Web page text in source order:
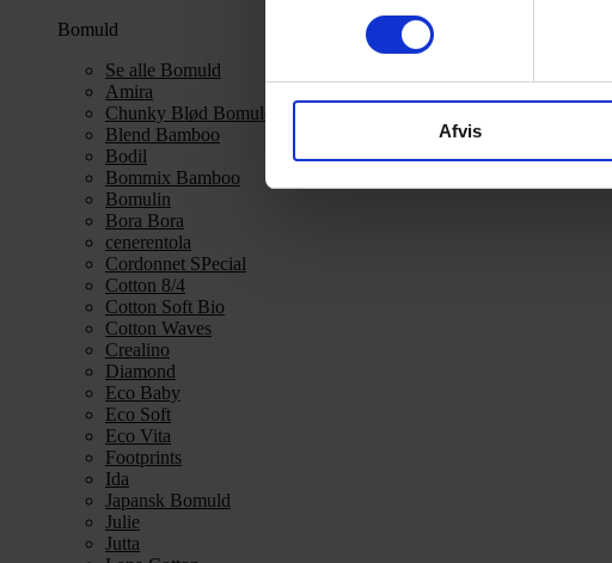
Afvis
Bomuld
Se alle Bomuld
Amira
Chunky Blød Bomuld
Blend Bamboo
Bodil
Bommix Bamboo
Bomulin
Bora Bora
cenerentola
Cordonnet SPecial
Cotton 8/4
Cotton Soft Bio
Cotton Waves
Crealino
Diamond
Eco Baby
Eco Soft
Eco Vita
Footprints
Ida
Japansk Bomuld
Julie
Jutta